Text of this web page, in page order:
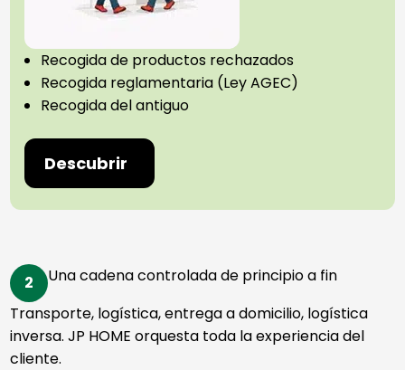
Recogida de productos rechazados
Recogida reglamentaria (Ley AGEC)
Recogida del antiguo
Descubrir
2
Una cadena controlada de principio a fin
Transporte, logística, entrega a domicilio, logística
inversa. JP HOME orquesta toda la experiencia del
cliente.